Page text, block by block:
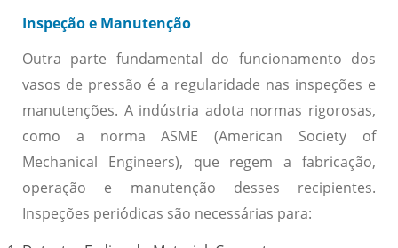
Inspeção e Manutenção
Outra parte fundamental do funcionamento dos
vasos de pressão é a regularidade nas inspeções e
manutenções. A indústria adota normas rigorosas,
como a norma ASME (American Society of
Mechanical Engineers), que regem a fabricação,
operação e manutenção desses recipientes.
Inspeções periódicas são necessárias para: